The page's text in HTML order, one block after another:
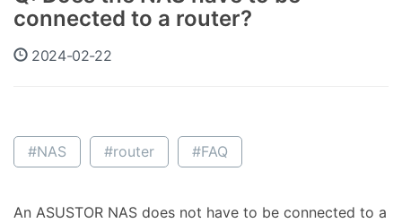
connected to a router?
2024-02-22
#NAS #router #FAQ
An ASUSTOR NAS does not have to be connected to a